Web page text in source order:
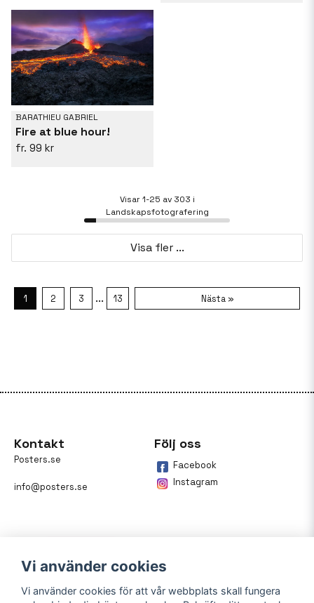
BARATHIEU GABRIEL
Fire at blue hour!
99 kr
Visar 1-25 av 303 i
Landskapsfotografering
Visa fler ...
1 2 3 ... 13 Nästa »
Kontakt
Posters.se
info@posters.se
Följ oss
Facebook
Instagram
Vi använder cookies
Vi använder cookies för att vår webbplats skall fungera